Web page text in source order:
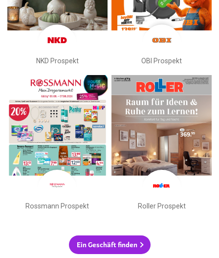
NKD Prospekt OBI Prospekt
Rossmann Prospekt Roller Prospekt
Ein Geschäft finden